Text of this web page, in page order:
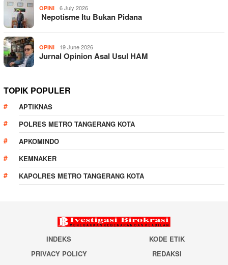
OPINI 6 July 2026
Nepotisme Itu Bukan Pidana
OPINI 19 June 2026
Jurnal Opinion Asal Usul HAM
TOPIK POPULER
APTIKNAS
POLRES METRO TANGERANG KOTA
APKOMINDO
KEMNAKER
KAPOLRES METRO TANGERANG KOTA
INDEKS
KODE ETIK
PRIVACY POLICY
REDAKSI